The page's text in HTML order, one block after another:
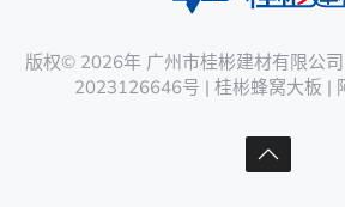
版权© 2026年 广州市桂彬建材有限公司
2023126646号 | 桂彬蜂窝大板 |